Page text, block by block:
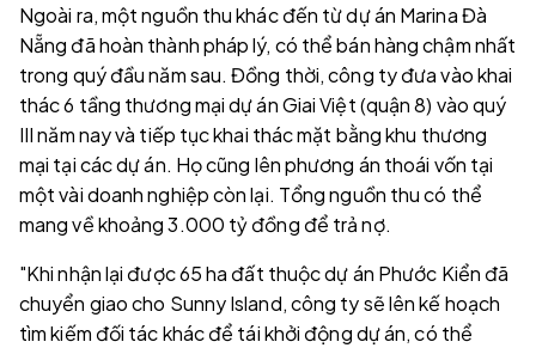
Ngoài ra, một nguồn thu khác đến từ dự án Marina Đà
Nẵng đã hoàn thành pháp lý, có thể bán hàng chậm nhất
trong quý đầu năm sau. Đồng thời, công ty đưa vào khai
thác 6 tầng thương mại dự án Giai Việt (quận 8) vào quý
III năm nay và tiếp tục khai thác mặt bằng khu thương
mại tại các dự án. Họ cũng lên phương án thoái vốn tại
một vài doanh nghiệp còn lại. Tổng nguồn thu có thể
mang về khoảng 3.000 tỷ đồng để trả nợ.
"Khi nhận lại được 65 ha đất thuộc dự án Phước Kiển đã
chuyển giao cho Sunny Island, công ty sẽ lên kế hoạch
tìm kiếm đối tác khác để tái khởi động dự án, có thể